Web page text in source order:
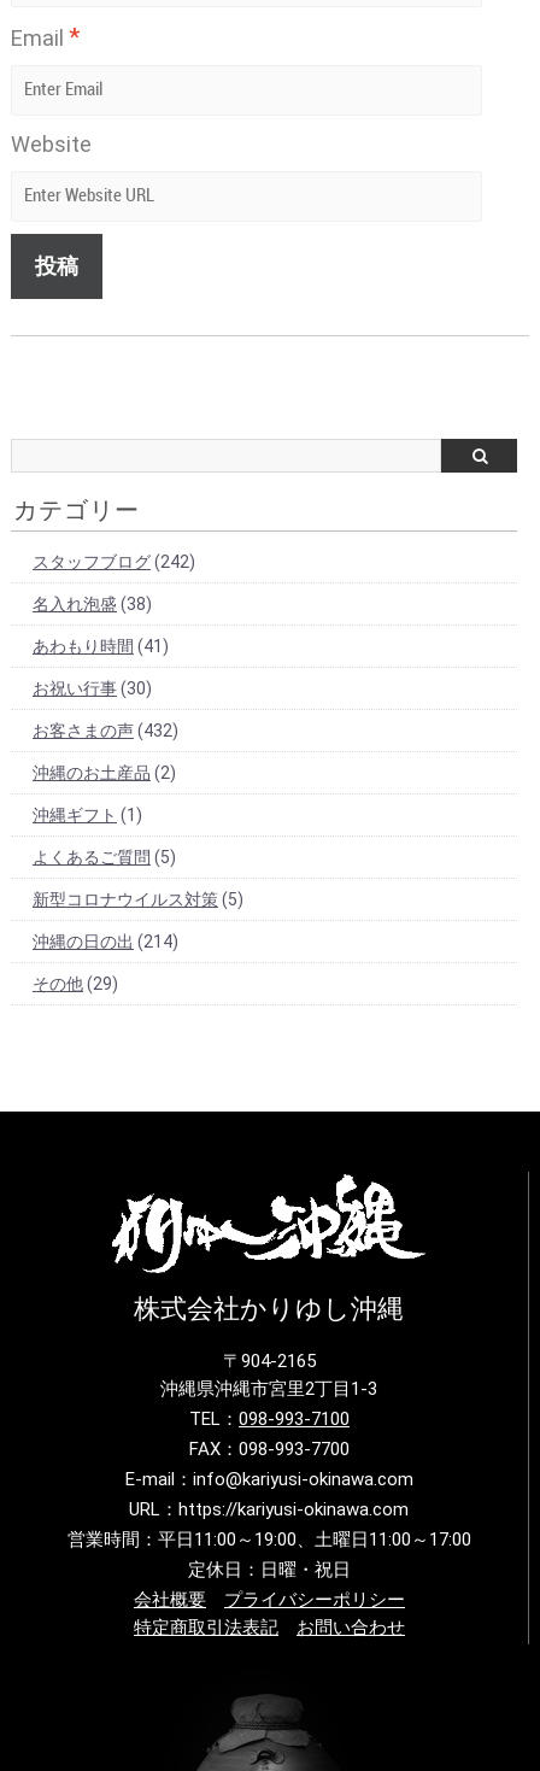
Email *
Website
カテゴリー
スタッフブログ(242)
名入れ泡盛 (38)
あわもり時間 (41)
お祝い行事(30)
お客さまの声(432)
沖縄のお土産品 (2)
沖縄ギフト (1)
よくあるご質問 (5)
新型コロナウイルス対策(5)
沖縄の日の出 (214)
その他(29)
株式会社かりゆし沖縄
〒904-2165
沖縄県沖縄市宮里2丁目1-3
TEL： 098-993-7100
FAX：098-993-7700
E-mail：info@kariyusi-okinawa.com
URL：https://kariyusi-okinawa.com
営業時間：平日11:00～19:00、土曜日11:00～17:00
定休日：日曜・祝日
会社概要
プライバシーポリシー
特定商取引法表記
お問い合わせ